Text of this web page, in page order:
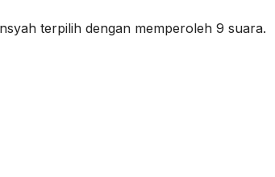
terpilih dengan memperoleh 9 suara.